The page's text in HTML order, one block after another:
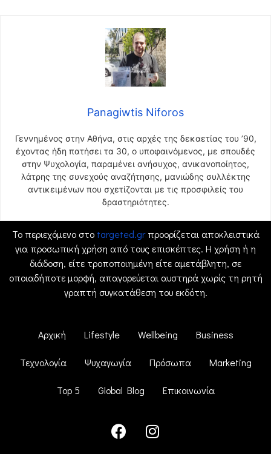
Panagiwtis Niforos
Γεννημένος στην Αθήνα, στις αρχές της δεκαετίας του ’90,
έχοντας ήδη πατήσει τα 30, ο υποφαινόμενος, με σπουδές
στην Ψυχολογία, παραμένει ανήσυχος, ανικανοποίητος,
λάτρης της συνεχούς αναζήτησης, μανιώδης συλλέκτης
αντικειμένων που σχετίζονται με τις προσφιλείς του
δραστηριότητες.
Το περιεχόμενο στο targeted.grπροορίζεται αποκλειστικά
για προσωπική χρήση από τους επισκέπτες. Η χρήση ή η
διάδοση, είτε τροποποιημένη είτε αμετάβλητη, σε
οποιαδήποτε μορφή, απαγορεύεται αυστηρά χωρίς τη ρητή
γραπτή συγκατάθεση του εκδότη.
Αρχική Lifestyle Wellbeing Business
Τεχνολογία Ψυχαγωγία Πρόσωπα Marketing
Top 5 Global Blog Επικοινωνία